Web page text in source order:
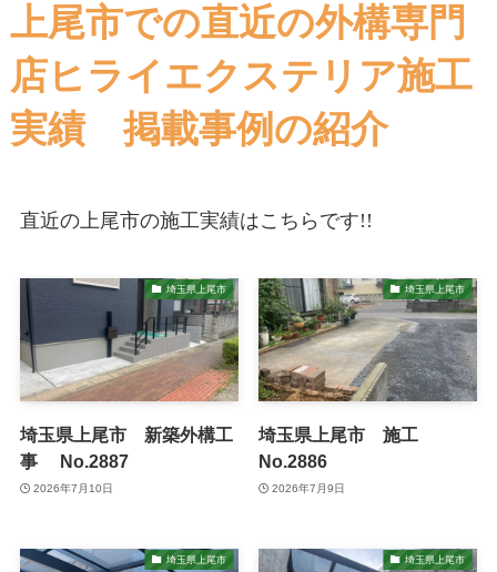
上尾市での直近の外構専門
店ヒライエクステリア施工
実績 掲載事例の紹介
直近の上尾市の施工実績はこちらです!!
埼玉県上尾市
埼玉県上尾市 新築外構工
事 No.2887
2026年7月10日
埼玉県上尾市
埼玉県上尾市 施工
No.2886
2026年7月9日
埼玉県上尾市 埼玉県上尾市